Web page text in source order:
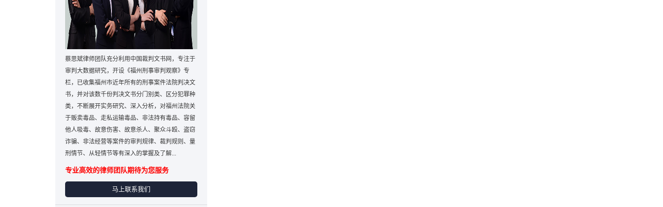
蔡思斌律师团队充分利用中国裁判文书网，专注于
审判大数据研究，开设《福州刑事审判观察》专
栏，已收集福州市近年所有的刑事案件法院判决文
书，并对该数千份判决文书分门别类、区分犯罪种
类，不断展开实务研究、深入分析，对福州法院关
于贩卖毒品、走私运输毒品、非法持有毒品、容留
他人吸毒、故意伤害、故意杀人、聚众斗殴、盗窃
诈骗、非法经营等案件的审判规律、裁判规则、量
刑情节、从轻情节等有深入的掌握及了解...
专业高效的律师团队期待为您服务
马上联系我们